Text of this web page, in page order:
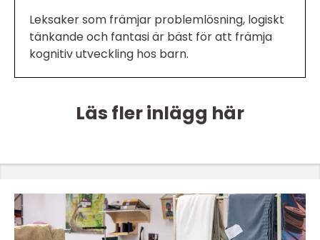
Leksaker som främjar problemlösning, logiskt
tänkande och fantasi är bäst för att främja
kognitiv utveckling hos barn.
Läs fler inlägg här